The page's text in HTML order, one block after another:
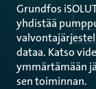
Grundfos
yhdistää
dataa. Katso
ymmärtämään
sen toiminnan.